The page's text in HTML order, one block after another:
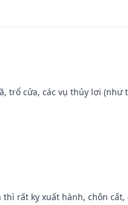
trổ cửa, các vụ thủy lợi (như
thì rất kỵ xuất hành, chôn